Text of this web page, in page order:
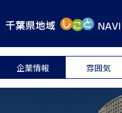
企業情報 雰囲気